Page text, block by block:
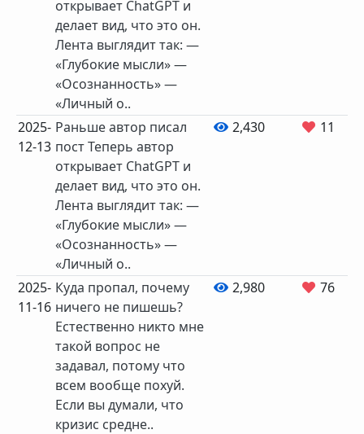
открывает ChatGPT и
делает вид, что это он.
Лента выглядит так: —
«Глубокие мысли» —
«Осознанность» —
«Личный о..
2025-
12-13
Раньше автор писал
пост Теперь автор
открывает ChatGPT и
делает вид, что это он.
Лента выглядит так: —
«Глубокие мысли» —
«Осознанность» —
«Личный о..
2,430 11
2025-
11-16
Куда пропал, почему
ничего не пишешь?
Естественно никто мне
такой вопрос не
задавал, потому что
всем вообще похуй.
Если вы думали, что
кризис средне..
2,980 76